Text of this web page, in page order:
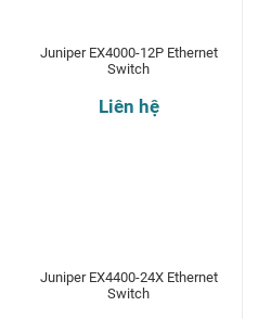
Juniper EX4000-12P Ethernet
Switch
Liên hệ
Juniper EX4400-24X Ethernet
Switch